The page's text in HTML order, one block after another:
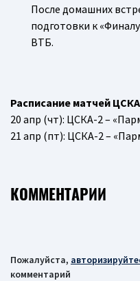
После домашних
подготовки к
ВТБ.
Расписание матчей
20 апр (чт): ЦСКА-2 –
21 апр (пт): ЦСКА-2 –
КОММЕНТАРИИ
Пожалуйста,
комментарий